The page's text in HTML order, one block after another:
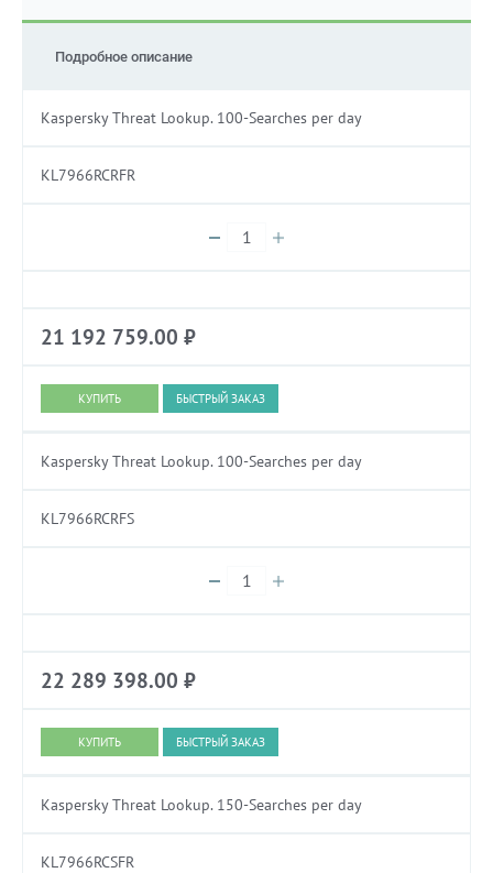
Подробное описание
Kaspersky Threat Lookup. 100-Searches per day
KL7966RCRFR
21 192 759.00 ₽
БЫСТРЫЙ ЗАКАЗ
Kaspersky Threat Lookup. 100-Searches per day
KL7966RCRFS
22 289 398.00 ₽
БЫСТРЫЙ ЗАКАЗ
Kaspersky Threat Lookup. 150-Searches per day
KL7966RCSFR